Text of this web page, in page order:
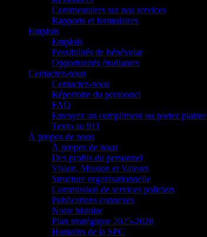
Commentaires sur nos services
Rapports et formulaires
Emplois
Emplois
Possibilités de bénévolat
Opportunités étudiantes
Contactez-nous
Contactez-nous
Répertoire du personnel
FAQ
Envoyez un compliment ou portez plainte
Texto au 911
À propos de nous
À propos de nous
Des profils du personnel
Vision, Mission et Valeurs
Structure organisationnelle
Commission de services policiers
Publications connexes
Notre histoire
Plan stratégique 2025-2028
Humains de la SPC